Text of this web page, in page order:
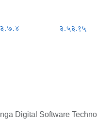
३.७.४ ३.५३.१५
Digital Software